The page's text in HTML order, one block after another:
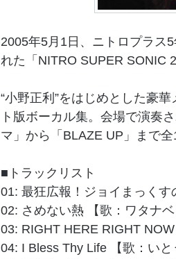
2005年5月1日、ニトロプラス
れた「NITRO SUPER SONIC
“小野正利”をはじめとした豪
ト版ボーカル集。会場で演奏
マ」から「BLAZE UP」まで
■トラックリスト
01: 最狂広報！ジョイまっく
02: さめない熱 【歌：ワタナ
03: RIGHT HERE RIGHT
04: I Bless Thy Life 【歌：い